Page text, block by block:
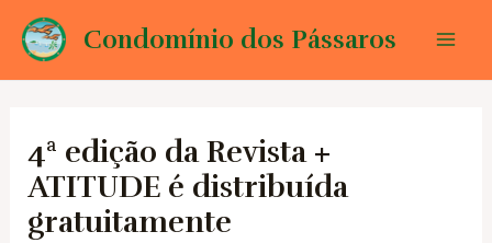
para
Condomínio dos Pássaros
4ª edição da Revista +
ATITUDE é distribuída
gratuitamente